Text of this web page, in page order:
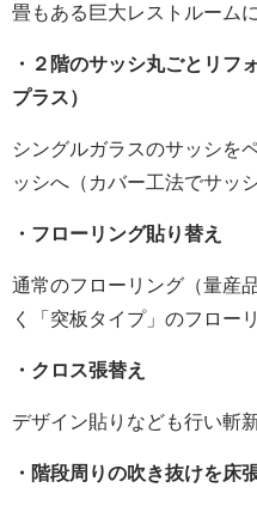
畳もある巨大レストルームに
・２階のサッシ丸ごとリフ
プラス）
シングルガラスのサッシを
ッシへ（カバー工法でサッ
・フローリング貼り替え
通常のフローリング（量産
く「突板タイプ」のフロー
・クロス張替え
デザイン貼りなども行い斬
・階段周りの吹き抜けを床